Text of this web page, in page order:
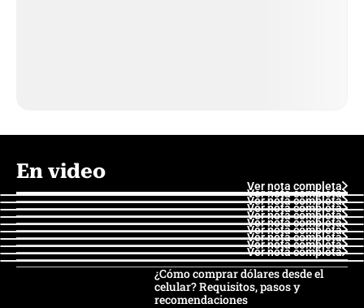
En video
Ver nota completa
Ver nota completa
Ver nota completa
Ver nota completa
Ver nota completa
Ver nota completa
Ver nota completa
Ver nota completa
Ver nota completa
Ver nota completa
¿Cómo comprar dólares desde el
celular? Requisitos, pasos y
recomendaciones